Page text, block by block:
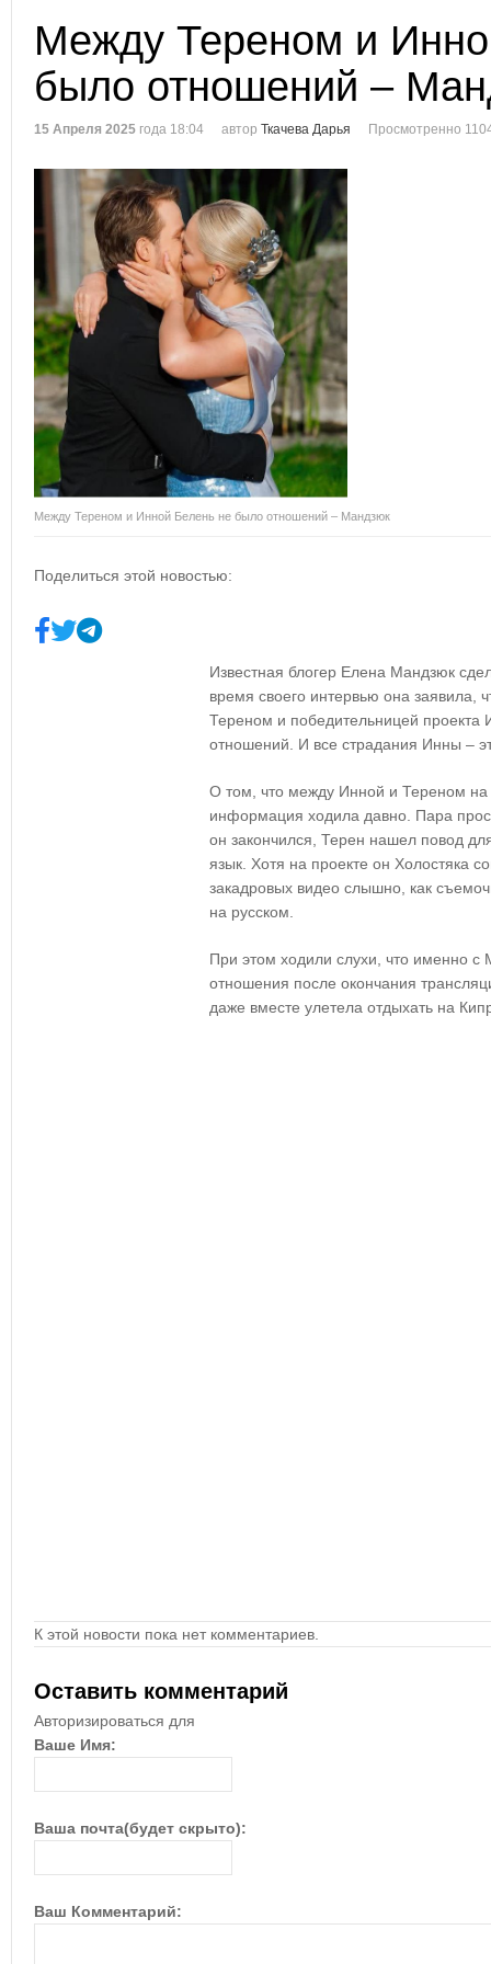
Между Тереном и
было отношений –
15 Апреля 2025 года 18:04 автор Ткачева Дарья Просмотренно
Между Тереном и Инной Белень не было отношений – Мандзюк
Поделиться этой новостью:
Известная блогер Елена Мандзюк
время своего интервью она заявила,
Тереном и победительницей проекта
отношений. И все страдания Инны –
О том, что между Инной и Тереном
информация ходила давно. Пара
он закончился, Терен нашел повод
язык. Хотя на проекте он Холостяка
закадровых видео слышно, как
на русском.
При этом ходили слухи, что именно с
отношения после окончания
даже вместе улетела отдыхать на
К этой новости пока нет комментариев.
Оставить комментарий
Авторизироваться для
Ваше Имя:
Ваша почта(будет скрыто):
Ваш Комментарий: